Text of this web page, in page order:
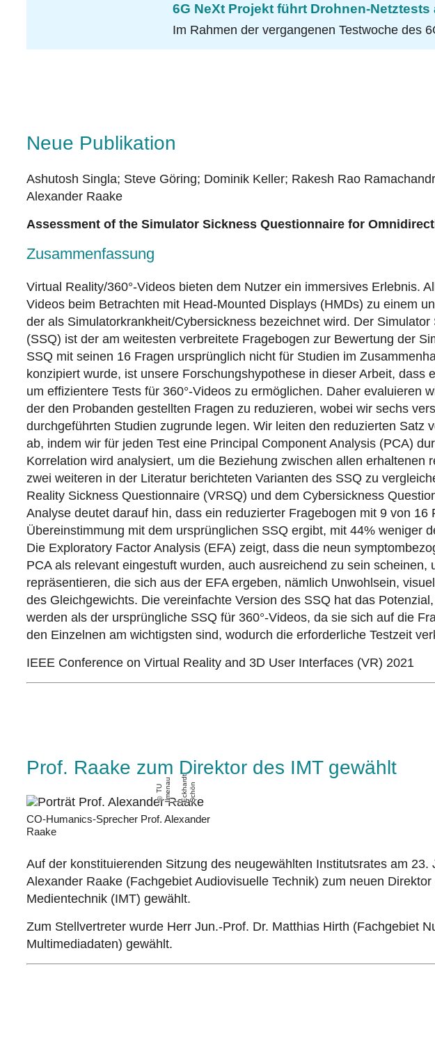
6G NeXt Projekt führt Drohnen-
Im Rahmen der vergangenen Testwoche des
Neue Publikation
Ashutosh Singla; Steve Göring; Dominik Keller; Rakesh Rao
Alexander Raake
Assessment of the Simulator Sickness Questionnaire for
Zusammenfassung
Virtual Reality/360°-Videos bieten dem Nutzer ein immersives Erlebnis.
Videos beim Betrachten mit Head-Mounted Displays (HMDs) zu einem
der als Simulatorkrankheit/Cybersickness bezeichnet wird. Der
(SSQ) ist der am weitesten verbreitete Fragebogen zur Bewertung der
SSQ mit seinen 16 Fragen ursprünglich nicht für Studien im
konzipiert wurde, ist unsere Forschungshypothese in dieser Arbeit, dass
um effizientere Tests für 360°-Videos zu ermöglichen. Daher evaluieren
der den Probanden gestellten Fragen zu reduzieren, wobei wir sechs
durchgeführten Studien zugrunde legen. Wir leiten den reduzierten Satz
ab, indem wir für jeden Test eine Principal Component Analysis (PCA)
Korrelation wird analysiert, um die Beziehung zwischen allen erhaltenen
zwei weiteren in der Literatur berichteten Varianten des SSQ zu
Reality Sickness Questionnaire (VRSQ) und dem Cybersickness
Analyse deutet darauf hin, dass ein reduzierter Fragebogen mit 9 von 16
Übereinstimmung mit dem ursprünglichen SSQ ergibt, mit 44% weniger
Die Exploratory Factor Analysis (EFA) zeigt, dass die neun
PCA als relevant eingestuft wurden, auch ausreichend zu sein scheinen,
repräsentieren, die sich aus der EFA ergeben, nämlich Unwohlsein,
des Gleichgewichts. Die vereinfachte Version des SSQ hat das
werden als der ursprüngliche SSQ für 360°-Videos, da sie sich auf die
den Einzelnen am wichtigsten sind, wodurch die erforderliche Testzeit
IEEE Conference on Virtual Reality and 3D User Interfaces (VR) 2021
Prof. Raake zum Direktor des IMT gewählt
T
U
Il
m
e
n a
u |
E
c
k
h
a r
d t
S
c
h
ö n
CO-Humanics-Sprecher Prof. Alexander
Raake
Auf der konstituierenden Sitzung des neugewählten Institutsrates am 23.
Alexander Raake (Fachgebiet Audiovisuelle Technik) zum neuen
Medientechnik (IMT) gewählt.
Zum Stellvertreter wurde Herr Jun.-Prof. Dr. Matthias Hirth (Fachgebiet
Multimediadaten) gewählt.